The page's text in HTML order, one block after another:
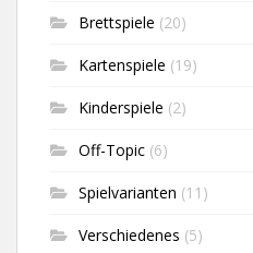
Brettspiele (20)
Kartenspiele (19)
Kinderspiele (2)
Off-Topic (6)
Spielvarianten (11)
Verschiedenes (5)